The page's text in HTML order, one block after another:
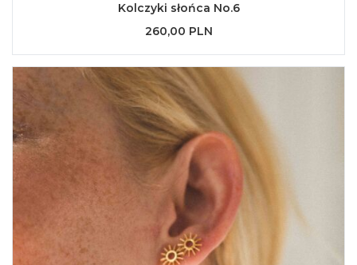
Kolczyki słońca No.6
260,00 PLN